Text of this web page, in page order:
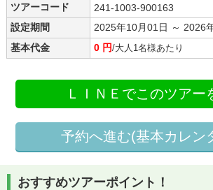
ツアーコード
241-1003-900163
設定期間
2025年10月01日 ～ 2026
基本代金
0 円/大人1名様あたり
ＬＩＮＥでこのツアー
予約へ進む(基本カレン
おすすめツアーポイント！